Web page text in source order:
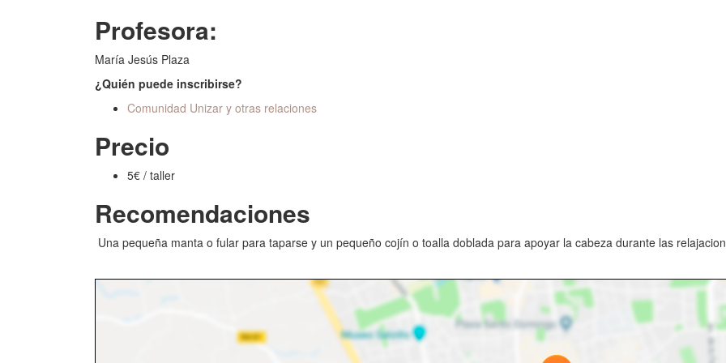
Profesora:
María Jesús Plaza
¿Quién puede inscribirse?
Comunidad Unizar y otras relaciones
Precio
5€ / taller
Recomendaciones
Una pequeña manta o fular para taparse y un pequeño cojín o toalla doblada para apoyar la cabeza durante las